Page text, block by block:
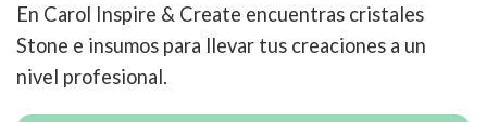
En Carol Inspire & Create encuentras cristales
Stone e insumos para llevar tus creaciones a un
nivel profesional.